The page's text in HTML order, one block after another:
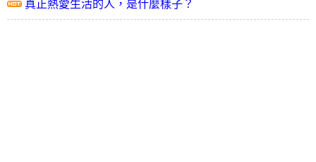
真正熱愛生活的人，是什麼樣子？